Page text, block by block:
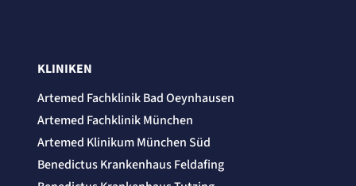
KLINIKEN
Artemed Fachklinik Bad Oeynhausen
Artemed Fachklinik München
Artemed Klinikum München Süd
Benedictus Krankenhaus Feldafing
Name:
cookie_consent
Anbieter:
Artemed SE
Zweck:
Domäne.
Cookie Laufzeit: